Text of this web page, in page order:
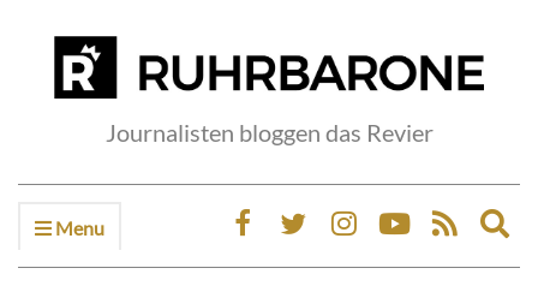
Journalisten bloggen das Revier
Menu